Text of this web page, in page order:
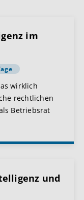
im
wirklich
rechtlichen
Betriebsrat
und